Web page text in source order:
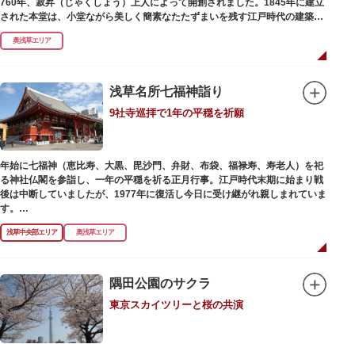
された本堂は、小堂ながら美しく簡素なたたずまいを残す江戸時代の建築様
式です。明治の大火、関東大震災、第二次大戦の戦災でも周辺を災禍から守
ったことから「火伏せの不動尊」とも呼ばれています。
の昔、すぐ近くを流れる隅田川を往来して参拝する人の目印となったのがこ
の銀杏で、今なおそのパワーを授かりに来る人も多いそうです。
また、江戸時代から伝わる布袋尊像が祀られています。その姿は肩に袋がな
くお腹が袋代わりの形をしている珍しいもので、古くから庶民に尊信されて
います。（御開帳期間 1月1日～7日）
奥浅草エリア
浅草名所七福神詣り
9社寺巡拝で1年の平穏を祈願
年始に七福神（恵比寿、大黒、毘沙門、弁財、布袋、福禄寿、寿老人）を祀
る神社仏閣を参詣し、一年の平穏を祈る正月行事。江戸時代末期に始まり戦
後は中断していましたが、1977年に復活し今日に受け継がれ親しまれていま
す。
浅草名所七福神の特徴は福禄寿、寿老人が2社ずつあり、巡る社寺が9ヶ所あ
るところ。九は数の究み、鳩と言う字にも使われていて、鳩は「集まる」と
絵馬をつけ、色紙・福絵に御朱印をいただきながら巡拝しましょう。
江戸文化発祥の地といわれる浅草には、観音様の境内を中心として広く各所
に名所・旧跡があります。七福神をめぐる途中、これらの名跡も訪ねながら
江戸文化の面影を偲んでみてはいかがでしょうか。
浅草中央部エリア 奥浅草エリア
隅田公園のサクラ
東京スカイツリーと桜の共演